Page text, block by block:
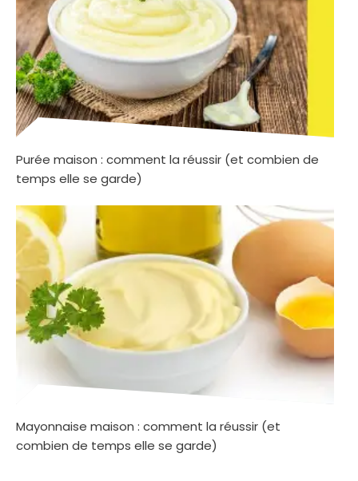
Purée maison : comment la réussir (et combien de
temps elle se garde)
Mayonnaise maison : comment la réussir (et
combien de temps elle se garde)